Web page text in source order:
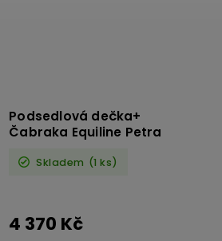
Podsedlová dečka+
Čabraka Equiline Petra
Skladem (1 ks)
4 370 Kč